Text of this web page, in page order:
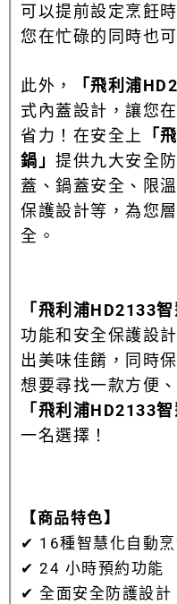
可以提前設定烹飪
您在忙碌的同時也
此外， 「飛利浦
式內蓋設計，讓您
省力！在安全上
「
鍋」 提供九大安全
蓋、鍋蓋安全、限
保護設計等，為您
全。
「飛利浦HD2133智
功能和安全保護設
出美味佳餚，同時
想要尋找一款方便
「飛利浦HD2133智
一名選擇！
【商品特色】
✔ 16種智慧化自動
✔ 24 小時預約功能
✔ 全面安全防護設計